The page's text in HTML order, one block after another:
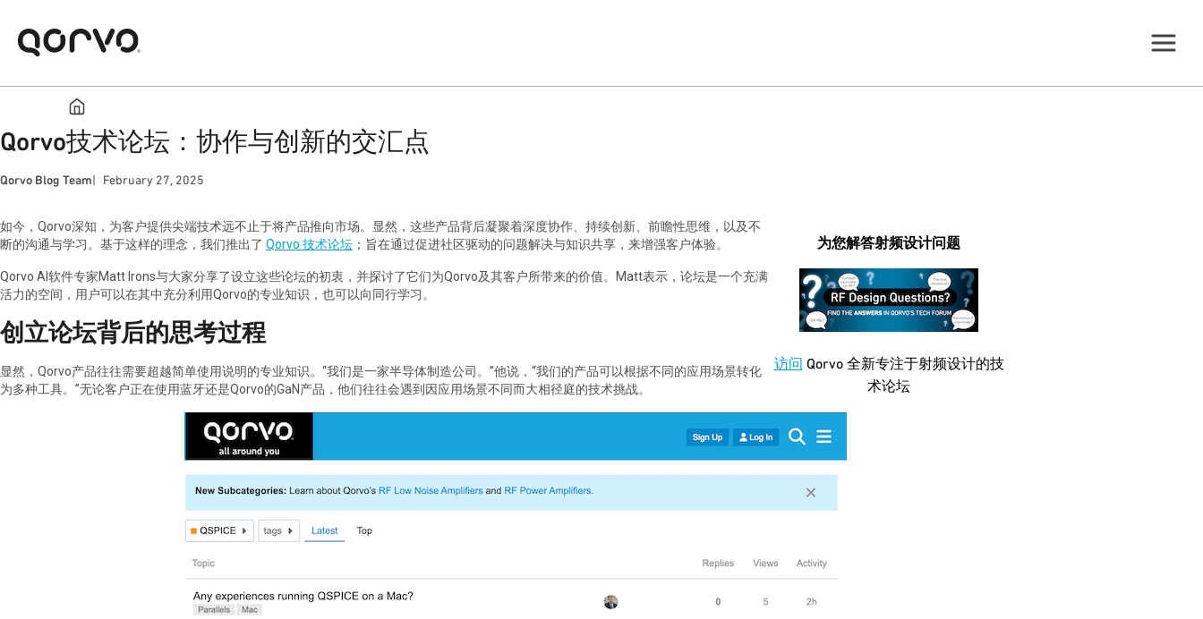
Qorvo技术论坛：协作与创新的交汇点
Qorvo Blog Team February 27, 2025
如今，Qorvo深知，为客户提供尖端技术远不止于将产品推向市场。显然，这些产品背后凝聚着深度协作、持续创新、前瞻性思维，以及不
断的沟通与学习。基于这样的理念，我们推出了 Qorvo 技术论坛 ；旨在通过促进社区驱动的问题解决与知识共享，来增强客户体验。
Qorvo AI软件专家Matt Irons与大家分享了设立这些论坛的初衷，并探讨了它们为Qorvo及其客户所带来的价值。Matt表示，论坛是一个充满
活力的空间，用户可以在其中充分利用Qorvo的专业知识，也可以向同行学习。
创立论坛背后的思考过程
显然，Qorvo产品往往需要超越简单使用说明的专业知识。“我们是一家半导体制造公司。”他说，“我们的产品可以根据不同的应用场景转化
为多种工具。”无论客户正在使用蓝牙还是Qorvo的GaN产品，他们往往会遇到因应用场景不同而大相径庭的技术挑战。
为您解答射频设计问题
访问 Qorvo 全新专注于射频设计的技
术论坛